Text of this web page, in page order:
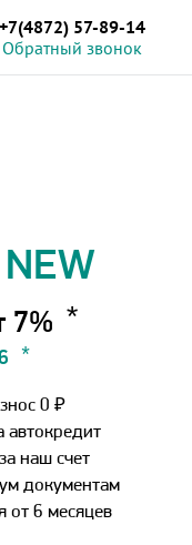
+7(4872) 57-89-14
Обратный звонок
7%
0 ₽
автокредит
наш счет
документам
от 6 месяцев